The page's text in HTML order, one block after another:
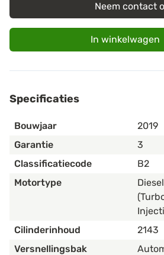
Neem contact
In winkelwagen
Specificaties
Bouwjaar
2019
Garantie
3
Classificatiecode
B2
Motortype
Cilinderinhoud
2143
Versnellingsbak